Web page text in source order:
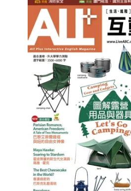
天天免運 美食蛋糕
居家生活
男裝
日本購物 電子/紙本書
HOT